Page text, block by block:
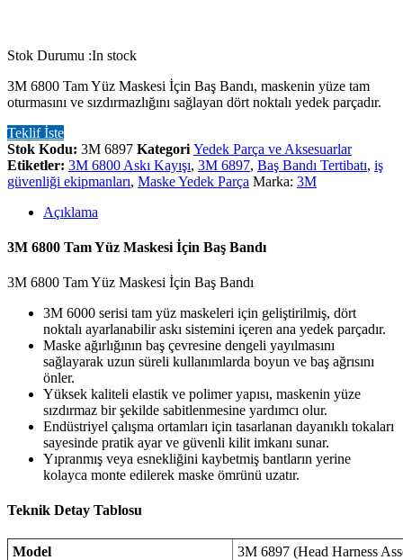
Stok Durumu :In stock
3M 6800 Tam Yüz Maskesi İçin Baş Bandı, maskenin yüze tam
oturmasını ve sızdırmazlığını sağlayan dört noktalı yedek parçadır.
Teklif İste
Stok Kodu: 3M 6897 Kategori Yedek Parça ve Aksesuarlar
Etiketler: 3M 6800 Askı Kayışı, 3M 6897, Baş Bandı Tertibatı, iş
güvenliği ekipmanları, Maske Yedek Parça Marka: 3M
Açıklama
3M 6800 Tam Yüz Maskesi İçin Baş Bandı
3M 6800 Tam Yüz Maskesi İçin Baş Bandı
3M 6000 serisi tam yüz maskeleri için geliştirilmiş, dört
noktalı ayarlanabilir askı sistemini içeren ana yedek parçadır.
Maske ağırlığının baş çevresine dengeli yayılmasını
sağlayarak uzun süreli kullanımlarda boyun ve baş ağrısını
önler.
Yüksek kaliteli elastik ve polimer yapısı, maskenin yüze
sızdırmaz bir şekilde sabitlenmesine yardımcı olur.
Endüstriyel çalışma ortamları için tasarlanan dayanıklı tokaları
sayesinde pratik ayar ve güvenli kilit imkanı sunar.
Yıpranmış veya esnekliğini kaybetmiş bantların yerine
kolayca monte edilerek maske ömrünü uzatır.
Teknik Detay Tablosu
Model
3M 6897 (Head Harness